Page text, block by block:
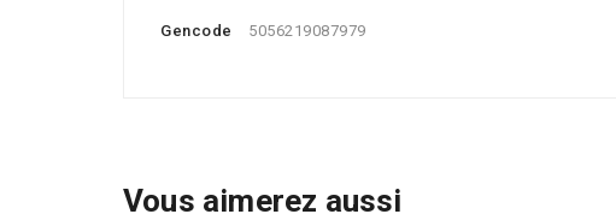
Gencode 5056219087979
Vous aimerez aussi